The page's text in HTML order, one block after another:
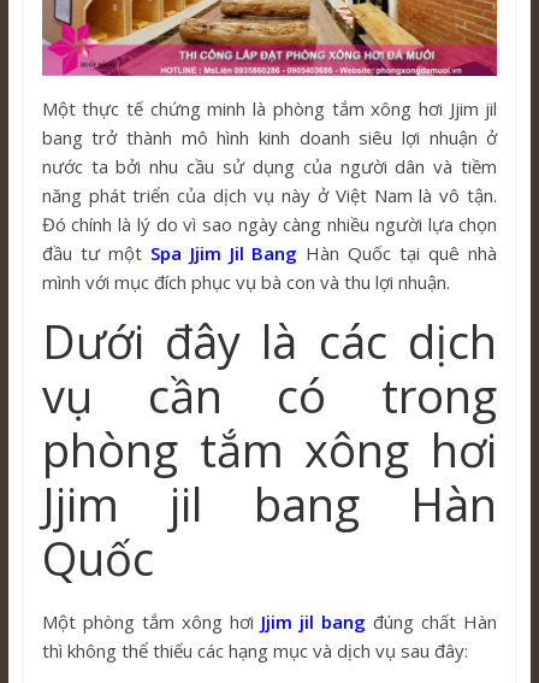
Một thực tế chứng minh là phòng tắm xông hơi Jjim jil
bang trở thành mô hình kinh doanh siêu lợi nhuận ở
nước ta bởi nhu cầu sử dụng của người dân và tiềm
năng phát triển của dịch vụ này ở Việt Nam là vô tận.
Đó chính là lý do vì sao ngày càng nhiều người lựa chọn
đầu tư một Spa Jjim Jil Bang Hàn Quốc tại quê nhà
mình với mục đích phục vụ bà con và thu lợi nhuận.
Dưới đây là các dịch
vụ cần có trong
phòng tắm xông hơi
Jjim jil bang Hàn
Quốc
Một phòng tắm xông hơi Jjim jil bang đúng chất Hàn
thì không thể thiếu các hạng mục và dịch vụ sau đây: